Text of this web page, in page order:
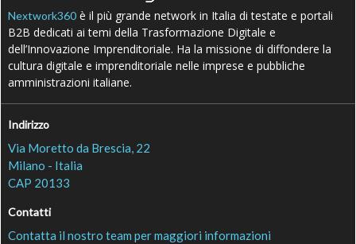
Nextwork360 è il più grande network in Italia di testate e portali
B2B dedicati ai temi della Trasformazione Digitale e
dell’Innovazione Imprenditoriale. Ha la missione di diffondere la
cultura digitale e imprenditoriale nelle imprese e pubbliche
amministrazioni italiane.
Indirizzo
Via Moretto da Brescia, 22
Milano - Italia
CAP 20133
Contatti
Contatta il nostro team per maggiori informazioni